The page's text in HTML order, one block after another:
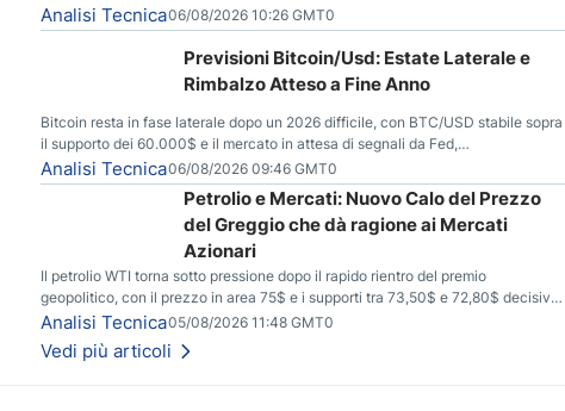
reti energetiche, e dai timori di deficit produttivo dal 2028.
Analisi Tecnica06/08/2026 10:26 GMT0
Previsioni Bitcoin/Usd: Estate Laterale e
Rimbalzo Atteso a Fine Anno
Bitcoin resta in fase laterale dopo un 2026 difficile, con BTC/USD stabile sopra
il supporto dei 60.000$ e il mercato in attesa di segnali da Fed,
regolamentazione USA ed elezioni di medio termine.
Analisi Tecnica06/08/2026 09:46 GMT0
Petrolio e Mercati: Nuovo Calo del Prezzo
del Greggio che dà ragione ai Mercati
Azionari
Il petrolio WTI torna sotto pressione dopo il rapido rientro del premio
geopolitico, con il prezzo in area 75$ e i supporti tra 73,50$ e 72,80$ decisivi
per capire se il ribasso potrà estendersi verso quota 70$.
Analisi Tecnica05/08/2026 11:48 GMT0
Vedi più articoli